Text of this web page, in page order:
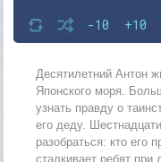
-10 +10
Десятилетний Антон
Японского моря.
узнать правду о
его деду.
разобраться: кто его
сталкивает ребят при